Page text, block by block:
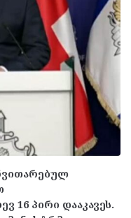
16 პირი დააკავეს.